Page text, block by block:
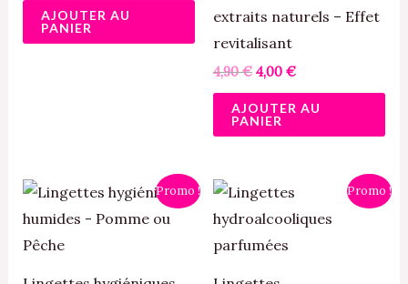
AJOUTER AU
PANIER
extraits naturels – Effet
revitalisant
4,90€ 4,00 €
AJOUTER AU
PANIER
Promo !
Le
prix
initial
4,90 €.
Le
prix
actuel
Ce
produit
Promo !
Le
prix
initial
était :
2,50 €.
actuel
Ce